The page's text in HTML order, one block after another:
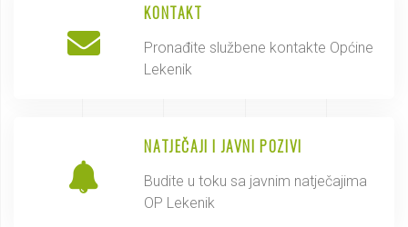
KONTAKT
Pronađite službene kontakte Općine
Lekenik
NATJEČAJI I JAVNI POZIVI
Budite u toku sa javnim natječajima
OP Lekenik